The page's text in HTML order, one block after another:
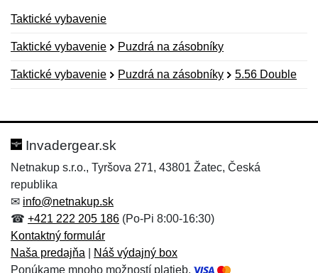
Taktické vybavenie
Taktické vybavenie Puzdrá na zásobníky
Taktické vybavenie Puzdrá na zásobníky 5.56 Double
Hodnotenie:
Meno:*
E-mail:
Meno:
E-mail:*
Invadergear.sk
Netnakup s.r.o., Tyršova 271, 43801 Žatec, Česká
republika
✉ info@netnakup.sk
☎ +421 222 205 186 (Po-Pi 8:00-16:30)
Kontaktný formulár
Naša predajňa
Náš výdajný box
Ponúkame mnoho možností platieb.